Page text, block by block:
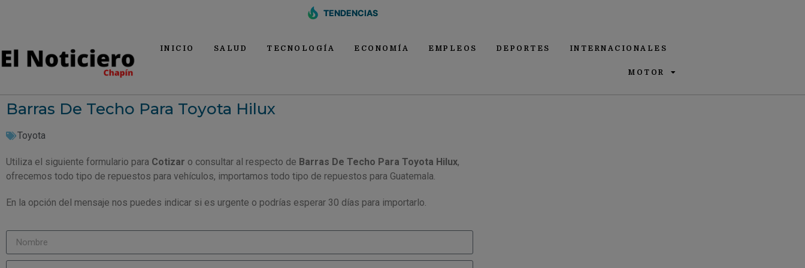
TENDENCIAS
INICIO SALUD TECNOLOGÍA ECONOMÍA EMPLEOS DEPORTES INTERNACIONALES
MOTOR
Barras De Techo Para Toyota Hilux
Toyota
Utiliza el siguiente formulario para Cotizar o consultar al respecto de Barras De Techo Para Toyota Hilux,
ofrecemos todo tipo de repuestos para vehículos, importamos todo tipo de repuestos para Guatemala.
En la opción del mensaje nos puedes indicar si es urgente o podrías esperar 30 días para importarlo.